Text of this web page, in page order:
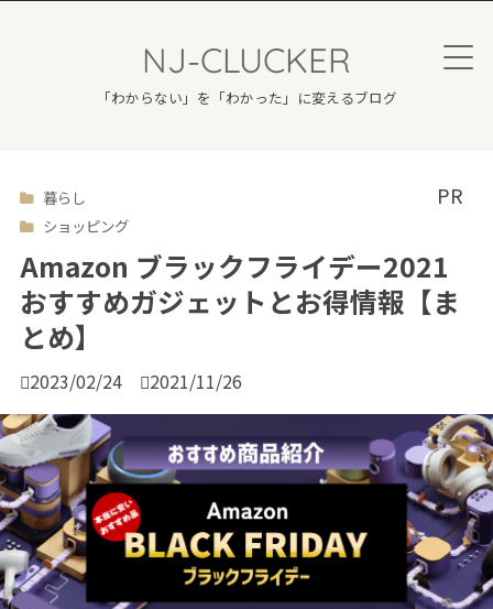
NJ-CLUCKER
「わからない」を「わかった」に変えるブログ

暮らし
ショッピング
Amazon ブラックフライデー2021
おすすめガジェットとお得情報【ま
とめ】
2023/02/24 2021/11/26